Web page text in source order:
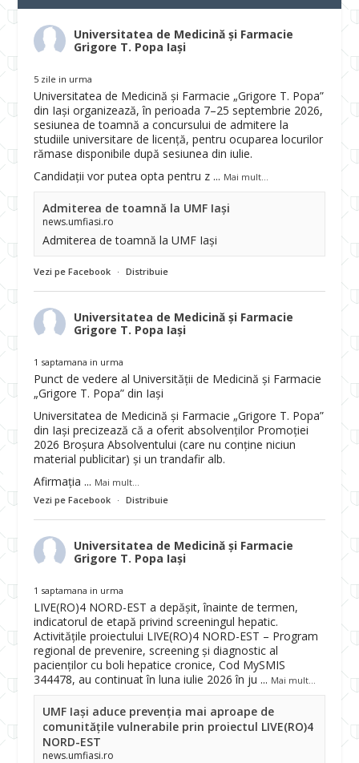
Universitatea de Medicină și Farmacie
Grigore T. Popa Iași
5 zile in urma
Universitatea de Medicină și Farmacie „Grigore T. Popa”
din Iași organizează, în perioada 7–25 septembrie 2026,
sesiunea de toamnă a concursului de admitere la
studiile universitare de licență, pentru ocuparea locurilor
rămase disponibile după sesiunea din iulie.
Candidații vor putea opta pentru z ... Mai mult...
Admiterea de toamnă la UMF Iași
news.umfiasi.ro
Admiterea de toamnă la UMF Iași
Vezi pe Facebook · Distribuie
Universitatea de Medicină și Farmacie
Grigore T. Popa Iași
1 saptamana in urma
Punct de vedere al Universității de Medicină și Farmacie
„Grigore T. Popa” din Iași
Universitatea de Medicină și Farmacie „Grigore T. Popa”
din Iași precizează că a oferit absolvenților Promoției
2026 Broșura Absolventului (care nu conține niciun
material publicitar) și un trandafir alb.
Afirmația ... Mai mult...
Vezi pe Facebook · Distribuie
Universitatea de Medicină și Farmacie
Grigore T. Popa Iași
1 saptamana in urma
LIVE(RO)4 NORD-EST a depășit, înainte de termen,
indicatorul de etapă privind screeningul hepatic.
Activitățile proiectului LIVE(RO)4 NORD-EST – Program
regional de prevenire, screening și diagnostic al
pacienților cu boli hepatice cronice, Cod MySMIS
344478, au continuat în luna iulie 2026 în ju ... Mai mult...
UMF Iași aduce prevenția mai aproape de
comunitățile vulnerabile prin proiectul LIVE(RO)4
NORD-EST
news.umfiasi.ro